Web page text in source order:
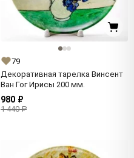
79
Декоративная тарелка Винсент
Ван Гог Ирисы 200 мм.
980 ₽
1 440 ₽